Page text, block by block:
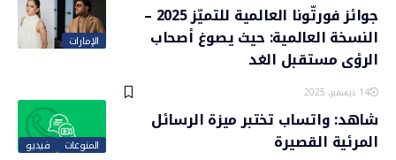
الإمارات
جوائز فورتّونا العالمية للتميّز 2025 –
النسخة العالمية: حيث يصوغ أصحاب
الرؤى مستقبل الغد
14 ديسمبر، 2025
المنوعات فيديو
شاهد: واتساب تختبر ميزة الرسائل
المرئية القصيرة